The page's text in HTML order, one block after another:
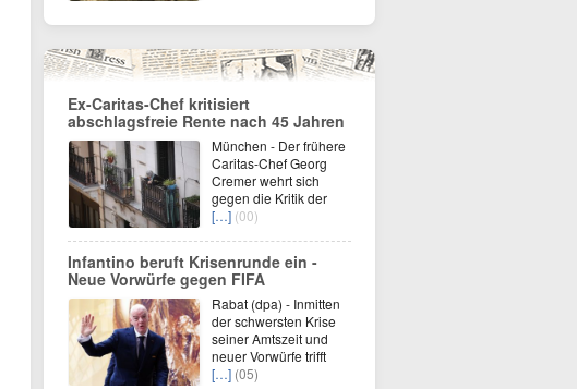
Ex-Caritas-Chef kritisiert
abschlagsfreie Rente nach 45 Jahren
München - Der frühere
Caritas-Chef Georg
Cremer wehrt sich
gegen die Kritik der
[…] (00)
Infantino beruft Krisenrunde ein -
Neue Vorwürfe gegen FIFA
Rabat (dpa) - Inmitten
der schwersten Krise
seiner Amtszeit und
neuer Vorwürfe trifft
[…] (05)